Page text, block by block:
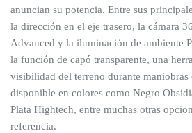
anuncian su potencia. Entre sus
la dirección en el eje trasero, la cámara
Advanced y la iluminación de ambiente
la función de capó transparente, una
visibilidad del terreno durante maniobras
disponible en colores como Negro
Plata Hightech, entre muchas otras
referencia.